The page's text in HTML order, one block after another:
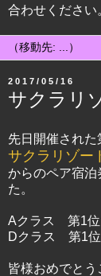
合わせください
2017/05/16
サクラリ
先日開催され
サクラリゾー
からのペア宿泊
た。
Aクラス 第1
Dクラス 第1
皆様おめでとう